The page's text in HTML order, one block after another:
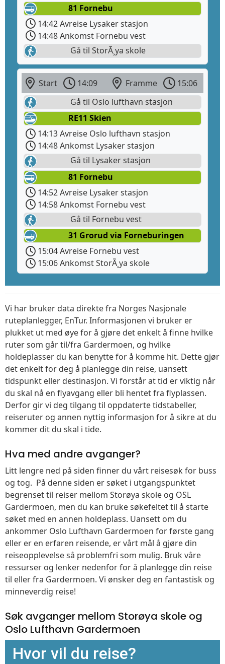
81 Fornebu
14:42 Avreise Lysaker stasjon
14:48 Ankomst Fornebu vest
Gå til StorÃ¸ya skole
Start 14:09 Framme
15:06
Gå til Oslo lufthavn stasjon
RE11 Skien
14:13 Avreise Oslo lufthavn stasjon
14:48 Ankomst Lysaker stasjon
Gå til Lysaker stasjon
81 Fornebu
14:52 Avreise Lysaker stasjon
14:58 Ankomst Fornebu vest
Gå til Fornebu vest
31 Grorud via Forneburingen
15:04 Avreise Fornebu vest
15:06 Ankomst StorÃ¸ya skole
Vi har bruker data direkte fra Norges Nasjonale
ruteplanlegger, EnTur. Informasjonen vi bruker er
plukket ut med øye for å gjøre det enkelt å finne hvilke
ruter som går til/fra Gardermoen, og hvilke
holdeplasser du kan benytte for å komme hit. Dette gjør
det enkelt for deg å planlegge din reise, uansett
tidspunkt eller destinasjon. Vi forstår at tid er viktig når
du skal nå en flyavgang eller bli hentet fra flyplassen.
Derfor gir vi deg tilgang til oppdaterte tidstabeller,
reiseruter og annen nyttig informasjon for å sikre at du
kommer dit du skal i tide.
Hva med andre avganger?
Litt lengre ned på siden finner du vårt reisesøk for buss
og tog. På denne siden er søket i utgangspunktet
begrenset til reiser mellom Storøya skole og OSL
Gardermoen, men du kan bruke søkefeltet til å starte
søket med en annen holdeplass. Uansett om du
ankommer Oslo Lufthavn Gardermoen for første gang
eller er en erfaren reisende, er vårt mål å gjøre din
reiseopplevelse så problemfri som mulig. Bruk våre
ressurser og lenker nedenfor for å planlegge din reise
til eller fra Gardermoen. Vi ønsker deg en fantastisk og
minneverdig reise!
Søk avganger mellom Storøya skole og
Oslo Lufthavn Gardermoen
Hvor vil du reise?